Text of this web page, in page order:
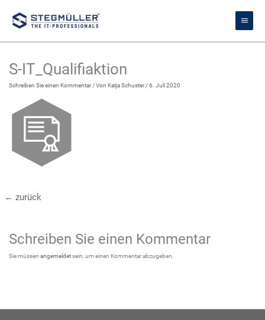
Inhalt
springen
S-IT_Qualifiaktion
Schreiben Sie einen Kommentar / VonKatja Schuster/6. Juli 2020
← zurück
Schreiben Sie einen Kommentar
Sie müssenangemeldetsein, um einen Kommentar abzugeben.